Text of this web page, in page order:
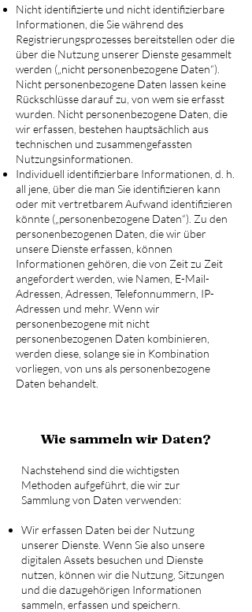
Nicht identifizierte und nicht identifizierbare
Informationen, die Sie während des
Registrierungsprozesses bereitstellen oder die
über die Nutzung unserer Dienste gesammelt
werden („nicht personenbezogene Daten“).
Nicht personenbezogene Daten lassen keine
Rückschlüsse darauf zu, von wem sie erfasst
wurden. Nicht personenbezogene Daten, die
wir erfassen, bestehen hauptsächlich aus
technischen und zusammengefassten
Nutzungsinformationen.
Individuell identifizierbare Informationen, d. h.
all jene, über die man Sie identifizieren kann
oder mit vertretbarem Aufwand identifizieren
könnte („personenbezogene Daten“). Zu den
personenbezogenen Daten, die wir über
unsere Dienste erfassen, können
Informationen gehören, die von Zeit zu Zeit
angefordert werden, wie Namen, E-Mail-
Adressen, Adressen, Telefonnummern, IP-
Adressen und mehr. Wenn wir
personenbezogene mit nicht
personenbezogenen Daten kombinieren,
werden diese, solange sie in Kombination
vorliegen, von uns als personenbezogene
Daten behandelt.
Wie sammeln wir Daten?
Nachstehend sind die wichtigsten
Methoden aufgeführt, die wir zur
Sammlung von Daten verwenden:
Wir erfassen Daten bei der Nutzung
unserer Dienste. Wenn Sie also unsere
digitalen Assets besuchen und Dienste
nutzen, können wir die Nutzung, Sitzungen
und die dazugehörigen Informationen
sammeln, erfassen und speichern.